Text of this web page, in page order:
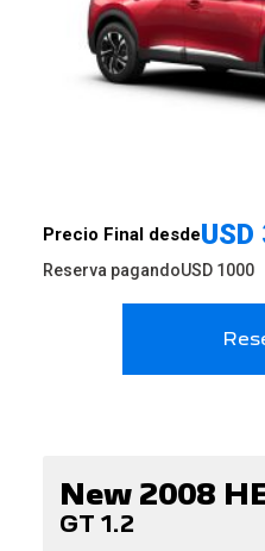
Precio Final desdeUSD
Reserva pagandoUSD 1000
New 2008
GT 1.2